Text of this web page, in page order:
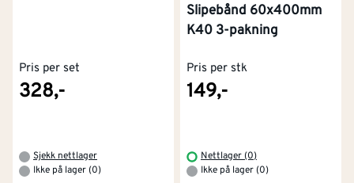
Pris per set
328,-
Sjekk nettlager
Ikke på lager (0)
Slipebånd 60x400mm
K40 3-pakning
Pris per stk
149,-
Nettlager (0)
Ikke på lager (0)